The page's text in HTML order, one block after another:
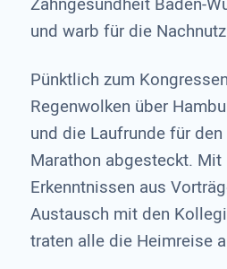
und warb für die
Pünktlich zum
Regenwolken über
und die Laufrunde für
Marathon abgesteckt. Mit
Erkenntnissen aus
Austausch mit den
traten alle die Heimreise